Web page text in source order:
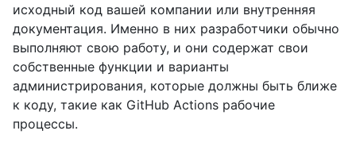
исходный код вашей компании или внутренняя
документация. Именно в них разработчики обычно
выполняют свою работу, и они содержат свои
собственные функции и варианты
администрирования, которые должны быть ближе
к коду, такие как GitHub Actions рабочие
процессы.